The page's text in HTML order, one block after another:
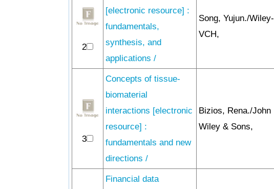
2
[electronic resource] :
fundamentals,
synthesis, and
applications /
Song, Yujun./Wiley-
VCH,
3
Concepts of tissue-
biomaterial
interactions [electronic
resource] :
fundamentals and new
directions /
Bizios, Rena./John
Wiley & Sons,
Financial data